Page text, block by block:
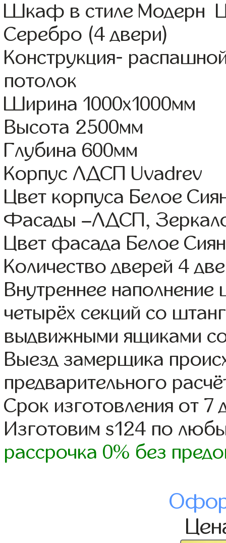
Шкаф в стиле Модерн
Серебро (4 двери)
Конструкция-
потолок
Ширина 1000x1000мм
Высота 2500мм
Глубина 600мм
Корпус ЛДСП Uvadrev
Цвет корпуса Белое
Фасады –ЛДСП,
Цвет фасада Белое
Количество дверей 4
Внутреннее
четырёх секций со
выдвижными ящиками
Выезд замерщика
предварительного
Срок изготовления от 7
Изготовим s124 по
рассрочка 0% без